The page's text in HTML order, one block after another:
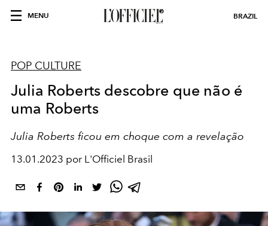
MENU BRAZIL
POP CULTURE
Julia Roberts descobre que não é
uma Roberts
Julia Roberts ficou em choque com a revelação
13.01.2023 por L'Officiel Brasil